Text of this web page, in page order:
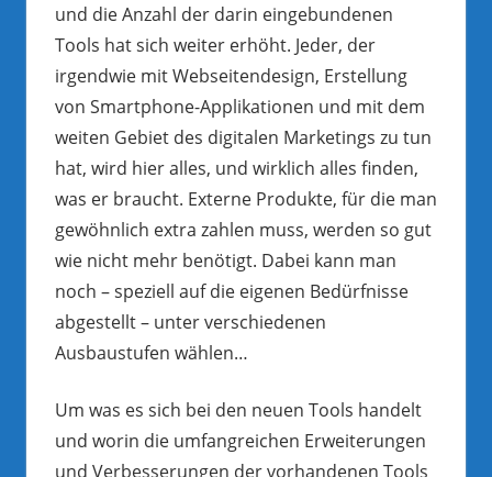
und die Anzahl der darin eingebundenen
Tools hat sich weiter erhöht. Jeder, der
irgendwie mit Webseitendesign, Erstellung
von Smartphone-Applikationen und mit dem
weiten Gebiet des digitalen Marketings zu tun
hat, wird hier alles, und wirklich alles finden,
was er braucht. Externe Produkte, für die man
gewöhnlich extra zahlen muss, werden so gut
wie nicht mehr benötigt. Dabei kann man
noch – speziell auf die eigenen Bedürfnisse
abgestellt – unter verschiedenen
Ausbaustufen wählen…
Um was es sich bei den neuen Tools handelt
und worin die umfangreichen Erweiterungen
und Verbesserungen der vorhandenen Tools